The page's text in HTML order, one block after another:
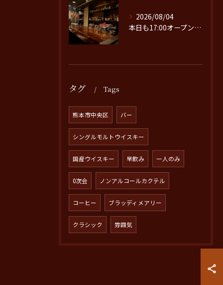
2026/08/04
本日も17:00オープンです。
タグ Tags
熊本市中央区 バー
シングルモルトウイスキー
国産ウイスキー 早飲み 一人のみ
0次会 ノンアルコールカクテル
コーヒー ブラッディメアリー
クラシック 雰囲気